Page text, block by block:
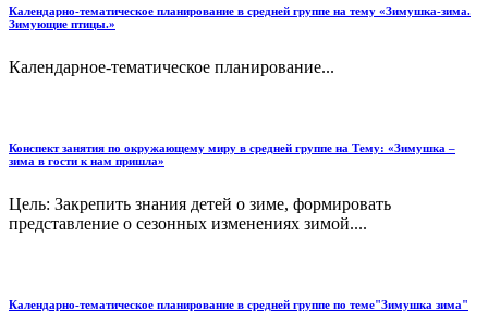
Календарно-тематическое планирование в средней группе на тему «Зимушка-зима.
Зимующие птицы.»
Календарное-тематическое планирование...
Конспект занятия по окружающему миру в средней группе на Тему: «Зимушка –
зима в гости к нам пришла»
Цель: Закрепить знания детей о зиме, формировать
представление о сезонных изменениях зимой....
Календарно-тематическое планирование в средней группе по теме"Зимушка зима"